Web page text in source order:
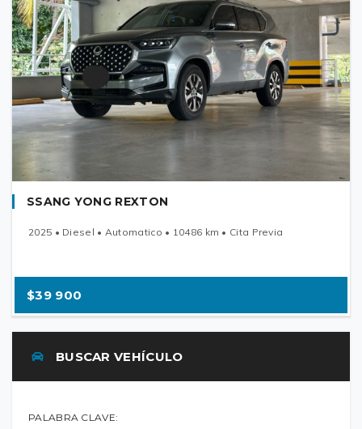
SSANG YONG REXTON
2025 • Diesel • Automatico • 10486 km • Cita Previa
$39 900
BUSCAR VEHÍCULO
PALABRA CLAVE: